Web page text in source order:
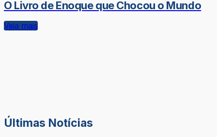
O Livro de Enoque que Chocou o Mundo
Veja mais
Últimas Notícias